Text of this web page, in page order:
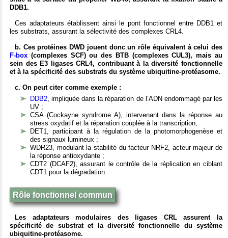
DDB1.
Ces adaptateurs établissent ainsi le pont fonctionnel entre DDB1 et
les substrats, assurant la sélectivité des complexes CRL4.
b. Ces protéines DWD jouent donc un rôle équivalent à celui des
F-box (complexes SCF) ou des BTB (complexes CUL3), mais au
sein des E3 ligases CRL4, contribuant à la diversité fonctionnelle
et à la spécificité des substrats du système ubiquitine-protéasome.
c. On peut citer comme exemple :
DDB2 , impliquée dans la réparation de l’ADN endommagé par les
UV ;
CSA (Cockayne syndrome A), intervenant dans la réponse au
stress oxydatif et la réparation couplée à la transcription,
DET1, participant à la régulation de la photomorphogenèse et
des signaux lumineux ;
WDR23, modulant la stabilité du facteur NRF2, acteur majeur de
la réponse antioxydante ;
CDT2 (DCAF2), assurant le contrôle de la réplication en ciblant
CDT1 pour la dégradation.
Rôle fonctionnel commun
Les adaptateurs modulaires des ligases CRL assurent la
spécificité de substrat et la diversité fonctionnelle du système
ubiquitine-protéasome.